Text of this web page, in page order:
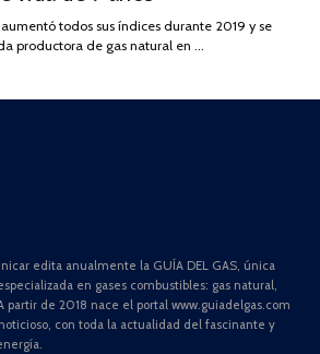
2025
todos sus índices durante 2019 y se
productora de gas natural en …
edita anualmente la GUÍA DEL GAS, única
en gases combustibles: gas natural,
partir de 2018 nace el portal www.guiadelgas.com
con toda la actualidad del fascinante y